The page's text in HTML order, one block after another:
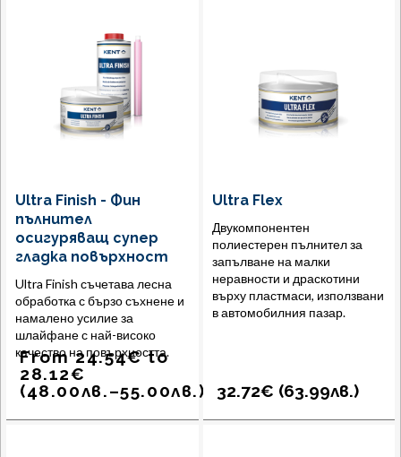
Ultra Finish - Фин
пълнител
осигуряващ супер
гладка повърхност
Ultra Finish съчетава лесна
обработка с бързо съхнене и
намалено усилие за
шлайфане с най-високо
качество на повърхността.
From24.54€to
28.12€
(48.00лв.–55.00лв.)
Ultra Flex
Двукомпонентен
полиестерен пълнител за
запълване на малки
неравности и драскотини
върху пластмаси, използвани
в автомобилния пазар.
32.72€ (63.99лв.)